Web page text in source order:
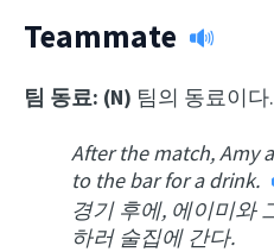
Teammate
팀 동료: (N) 팀의 동료이다.
After the match, Amy
to the bar for a drink.
경기 후에, 에이미와
하러 술집에 간다.